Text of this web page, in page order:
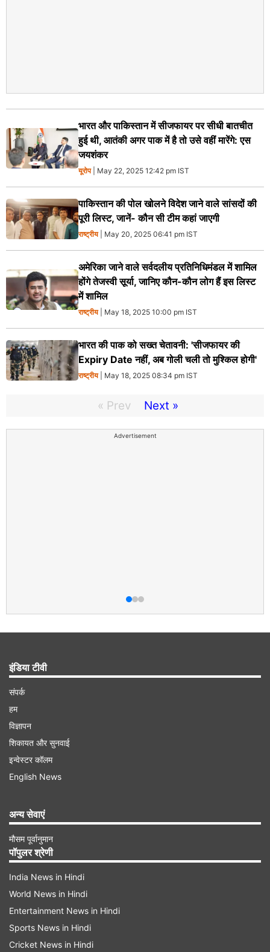
भारत और पाकिस्तान में सीजफायर पर सीधी बातचीत
हुई थी, आतंकी अगर पाक में है तो उसे वहीं मारेंगे: एस
जयशंकर
यूरोप| May 22, 2025 12:42 pm IST
पाकिस्तान की पोल खोलने विदेश जाने वाले सांसदों की
पूरी लिस्ट, जानें- कौन सी टीम कहां जाएगी
राष्ट्रीय| May 20, 2025 06:41 pm IST
अमेरिका जाने वाले सर्वदलीय प्रतिनिधिमंडल में शामिल
होंगे तेजस्वी सूर्या, जानिए कौन-कौन लोग हैं इस लिस्ट
में शामिल
राष्ट्रीय| May 18, 2025 10:00 pm IST
भारत की पाक को सख्त चेतावनी: 'सीजफायर की
Expiry Date नहीं, अब गोली चली तो मुश्किल होगी'
राष्ट्रीय| May 18, 2025 08:34 pm IST
« Prev Next »
Advertisement
इंडिया टीवी
संपर्क
हम
विज्ञापन
शिकायत और सुनवाई
इन्वेस्टर कॉलम
English News
अन्य सेवाएं
मौसम पूर्वानुमान
पॉपुलर श्रेणी
India News in Hindi
World News in Hindi
Entertainment News in Hindi
Sports News in Hindi
Cricket News in Hindi